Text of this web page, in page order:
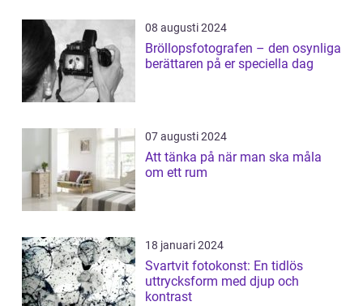
08 augusti 2024
Bröllopsfotografen – den osynliga
berättaren på er speciella dag
07 augusti 2024
Att tänka på när man ska måla
om ett rum
18 januari 2024
Svartvit fotokonst: En tidlös
uttrycksform med djup och
kontrast